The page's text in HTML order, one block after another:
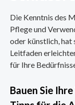
Die Kenntnis des
Pflege und
oder künstlich, hat
Leitfaden
für Ihre
Bauen Sie